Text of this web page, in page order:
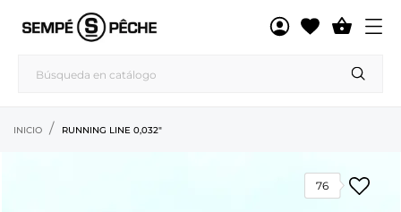

INICIO RUNNING LINE 0,032"
76